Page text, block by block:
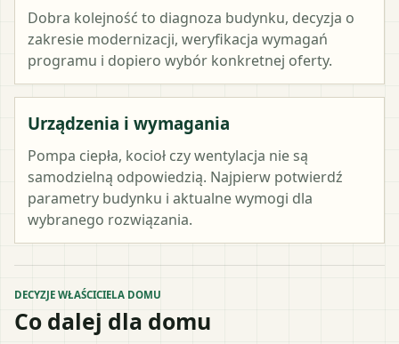
Dobra kolejność to diagnoza budynku, decyzja o
zakresie modernizacji, weryfikacja wymagań
programu i dopiero wybór konkretnej oferty.
Urządzenia i wymagania
Pompa ciepła, kocioł czy wentylacja nie są
samodzielną odpowiedzią. Najpierw potwierdź
parametry budynku i aktualne wymogi dla
wybranego rozwiązania.
DECYZJE WŁAŚCICIELA DOMU
Co dalej dla domu